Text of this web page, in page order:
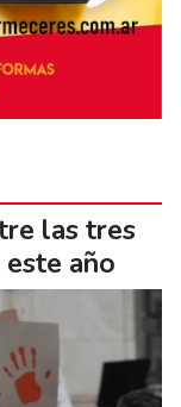
las tres
año